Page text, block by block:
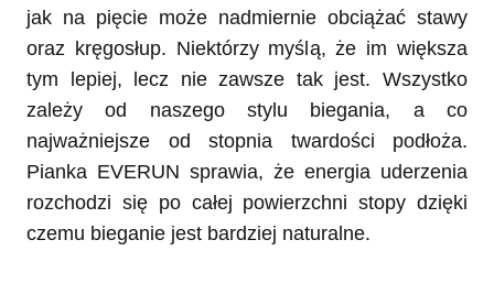
jak na pięcie może nadmiernie obciążać stawy
oraz kręgosłup. Niektórzy myślą, że im większa
tym lepiej, lecz nie zawsze tak jest. Wszystko
zależy od naszego stylu biegania, a co
najważniejsze od stopnia twardości podłoża.
Pianka EVERUN sprawia, że energia uderzenia
rozchodzi się po całej powierzchni stopy dzięki
czemu bieganie jest bardziej naturalne.